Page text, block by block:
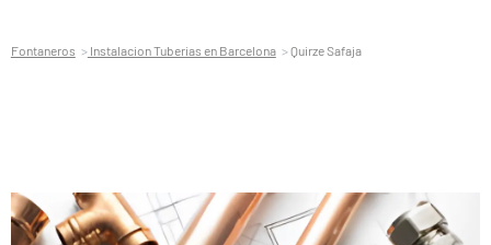
Fontaneros Instalacion Tuberias en Barcelona Quirze Safaja